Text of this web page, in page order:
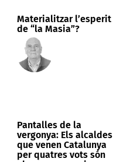
Materialitzar l’esperit
de “la Masia”?
Pantalles de la
vergonya: Els alcaldes
que venen Catalunya
per quatres vots són